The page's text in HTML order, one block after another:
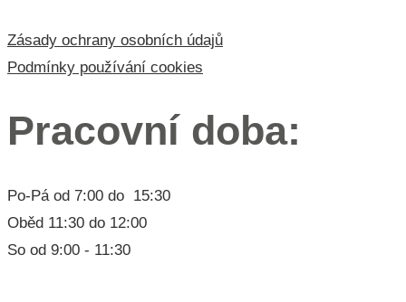
Zásady ochrany osobních údajů
Podmínky používání cookies
Pracovní doba:
Po-Pá od 7:00 do 15:30
Oběd 11:30 do 12:00
So od 9:00 - 11:30